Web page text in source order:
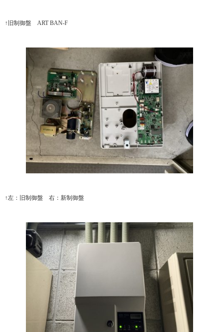
↑旧制御盤 ART BAN-F
↑左：旧制御盤 右：新制御盤